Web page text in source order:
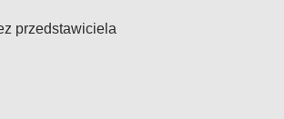
przedstawiciela